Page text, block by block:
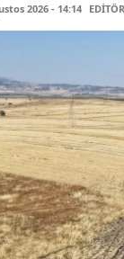
2026 - 14:14